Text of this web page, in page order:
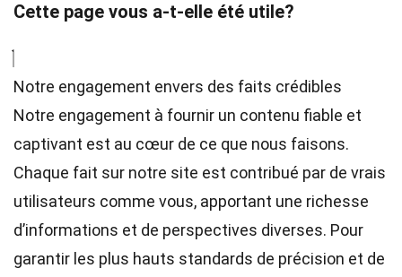
Cette page vous a-t-elle été utile?
Notre engagement envers des faits crédibles
Notre engagement à fournir un contenu fiable et
captivant est au cœur de ce que nous faisons.
Chaque fait sur notre site est contribué par de vrais
utilisateurs comme vous, apportant une richesse
d’informations et de perspectives diverses. Pour
garantir les plus hauts standards de précision et de